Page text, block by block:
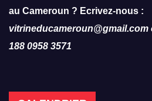
au Cameroun ? Ecrivez-nous :
vitrineducameroun@gmail.com
188 0958 3571